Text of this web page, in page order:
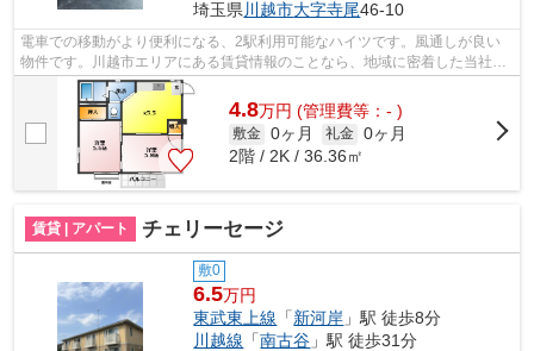
埼玉県 川越市大字寺尾46-10
電車での移動がより便利になる、2駅利用可能なハイツです。風通しが良い
物件です。川越市エリアにある賃貸情報のことなら、地域に密着した当社へ
お任せ下さい。当社は、多種多様な賃貸...
4.8万円 (管理費等：- )
敷金 0ヶ月 礼金 0ヶ月
2階 / 2K / 36.36㎡
賃貸 | アパート チェリーセージ
敷0
6.5万円
東武東上線 「新河岸 」駅 徒歩8分
川越線 「南古谷 」駅 徒歩31分